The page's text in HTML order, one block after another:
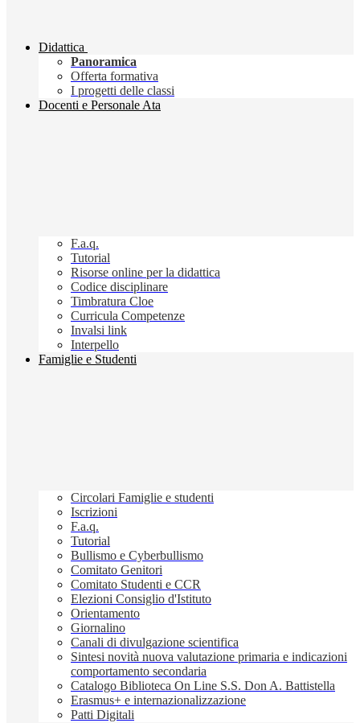
Didattica
Panoramica
Offerta formativa
I progetti delle classi
Docenti e Personale Ata
F.a.q.
Tutorial
Risorse online per la didattica
Codice disciplinare
Timbratura Cloe
Curricula Competenze
Invalsi link
Interpello
Famiglie e Studenti
Circolari Famiglie e studenti
Iscrizioni
F.a.q.
Tutorial
Bullismo e Cyberbullismo
Comitato Genitori
Comitato Studenti e CCR
Elezioni Consiglio d'Istituto
Orientamento
Giornalino
Canali di divulgazione scientifica
Sintesi novità nuova valutazione primaria e indicazioni
comportamento secondaria
Catalogo Biblioteca On Line S.S. Don A. Battistella
Erasmus+ e internazionalizzazione
Patti Digitali